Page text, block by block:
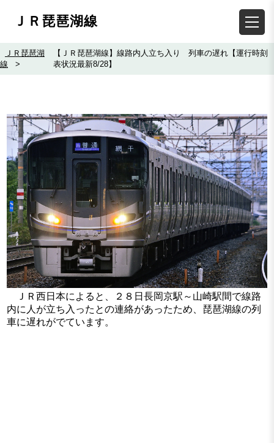
ＪＲ琵琶湖線
ＪＲ琵琶湖
線
>
【ＪＲ琵琶湖線】線路内人立ち入り 列車の遅れ【運行時刻
表状況最新8/28】
ＪＲ西日本によると、２８日長岡京駅～山崎駅間で線路
内に人が立ち入ったとの連絡があったため、琵琶湖線の列
車に遅れがでています。